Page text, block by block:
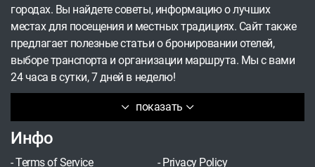
показать
городах. Вы найдете советы, информацию о лучших
местах для посещения и местных традициях. Сайт также
предлагает полезные статьи о бронировании отелей,
выборе транспорта и организации маршрута. Мы с вами
24 часа в сутки, 7 дней в неделю!
Инфо
-Terms of Service - Privacy Policy